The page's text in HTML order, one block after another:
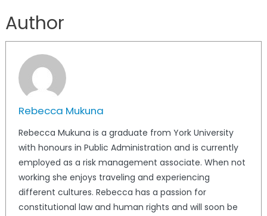
Author
Rebecca Mukuna
Rebecca Mukuna is a graduate from York University
with honours in Public Administration and is currently
employed as a risk management associate. When not
working she enjoys traveling and experiencing
different cultures. Rebecca has a passion for
constitutional law and human rights and will soon be